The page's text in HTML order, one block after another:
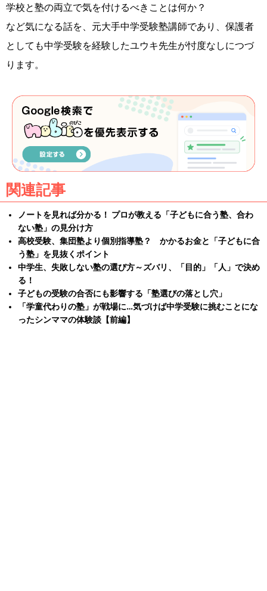
学校と塾の両立で気を付けるべきことは何か？
など気になる話を、元大手中学受験塾講師であり、保護者
としても中学受験を経験したユウキ先生が忖度なしにつづ
ります。
関連記事
ノートを見れば分かる！ プロが教える「子どもに合う塾、合わ
ない塾」の見分け方
高校受験、集団塾より個別指導塾？ かかるお金と「子どもに合
う塾」を見抜くポイント
中学生、失敗しない塾の選び方～ズバリ、「目的」「人」で決め
る！
子どもの受験の合否にも影響する「塾選びの落とし穴」
「学童代わりの塾」が戦場に…気づけば中学受験に挑むことにな
ったシンママの体験談【前編】